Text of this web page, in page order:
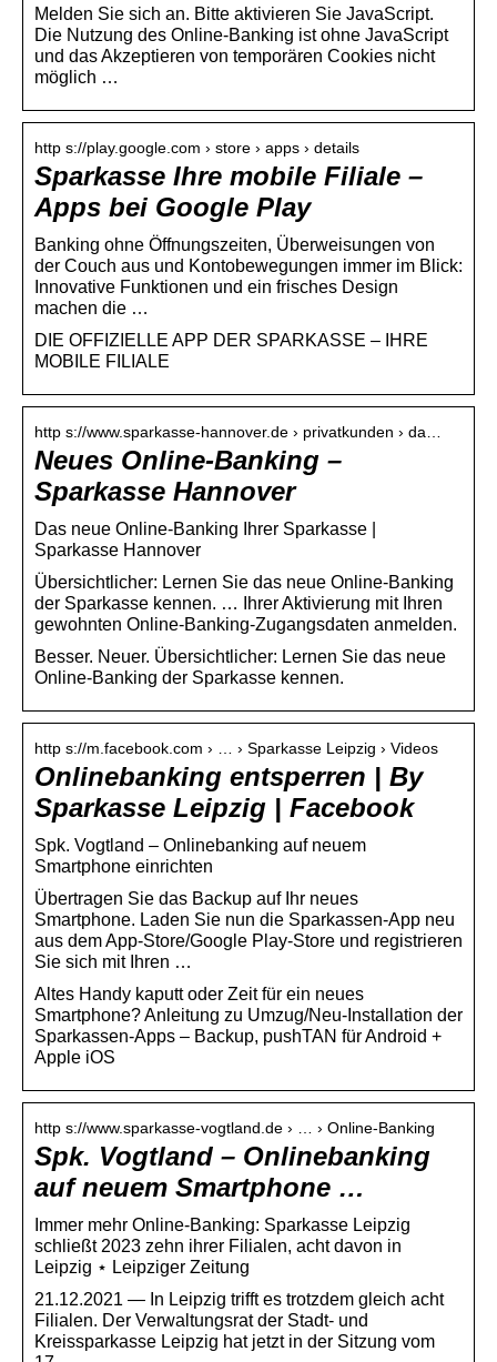
Melden Sie sich an. Bitte aktivieren Sie JavaScript.
Die Nutzung des Online-Banking ist ohne JavaScript
und das Akzeptieren von temporären Cookies nicht
möglich …
http s://play.google.com › store › apps › details
Sparkasse Ihre mobile Filiale –
Apps bei Google Play
Banking ohne Öffnungszeiten, Überweisungen von
der Couch aus und Kontobewegungen immer im Blick:
Innovative Funktionen und ein frisches Design
machen die …
DIE OFFIZIELLE APP DER SPARKASSE – IHRE
MOBILE FILIALE
http s://www.sparkasse-hannover.de › privatkunden › da…
Neues Online-Banking –
Sparkasse Hannover
Das neue Online-Banking Ihrer Sparkasse |
Sparkasse Hannover
Übersichtlicher: Lernen Sie das neue Online-Banking
der Sparkasse kennen. … Ihrer Aktivierung mit Ihren
gewohnten Online-Banking-Zugangsdaten anmelden.
Besser. Neuer. Übersichtlicher: Lernen Sie das neue
Online-Banking der Sparkasse kennen.
http s://m.facebook.com › … › Sparkasse Leipzig › Videos
Onlinebanking entsperren | By
Sparkasse Leipzig | Facebook
Spk. Vogtland – Onlinebanking auf neuem
Smartphone einrichten
Übertragen Sie das Backup auf Ihr neues
Smartphone. Laden Sie nun die Sparkassen-App neu
aus dem App-Store/Google Play-Store und registrieren
Sie sich mit Ihren …
Altes Handy kaputt oder Zeit für ein neues
Smartphone? Anleitung zu Umzug/Neu-Installation der
Sparkassen-Apps – Backup, pushTAN für Android +
Apple iOS
http s://www.sparkasse-vogtland.de › … › Online-Banking
Spk. Vogtland – Onlinebanking
auf neuem Smartphone …
Immer mehr Online-Banking: Sparkasse Leipzig
schließt 2023 zehn ihrer Filialen, acht davon in
Leipzig ⋆ Leipziger Zeitung
21.12.2021 — In Leipzig trifft es trotzdem gleich acht
Filialen. Der Verwaltungsrat der Stadt- und
Kreissparkasse Leipzig hat jetzt in der Sitzung vom